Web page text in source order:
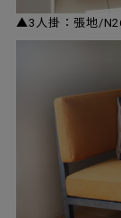
▲3人掛：張地/